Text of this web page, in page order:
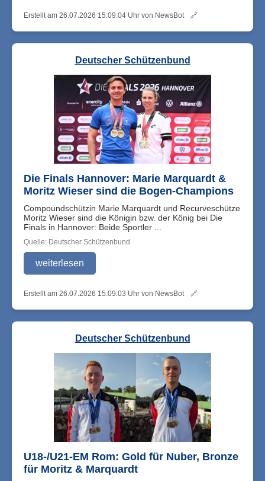
Erstellt am 26.07.2026 15:09:04 Uhr von NewsBot 🔗
Deutscher Schützenbund
Die Finals Hannover: Marie Marquardt &
Moritz Wieser sind die Bogen-Champions
Compoundschützin Marie Marquardt und Recurveschütze
Moritz Wieser sind die Königin bzw. der König bei Die
Finals in Hannover: Beide Sportler ...
Quelle: Deutscher Schützenbund
weiterlesen
Erstellt am 26.07.2026 15:09:03 Uhr von NewsBot 🔗
Deutscher Schützenbund
U18-/U21-EM Rom: Gold für Nuber, Bronze
für Moritz & Marquardt